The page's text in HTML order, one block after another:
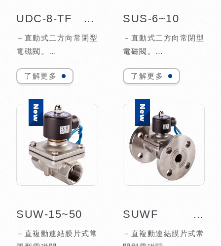
UDC-8-TF ~25-TF
－直動式二方向常閉型
電磁閥。
列。
操作。
－適用流體：水、空
－PTFE材質閥體可耐
強酸、強鹼（PH值
0~14）。
了解更多
SUS-6~10
－直動式二方向常閉型
電磁閥。
列。
操作。
－適用流體：水、空
氣、蒸氣、輕油、瓦
斯、真空。
－可訂製VITON、
SILICONE、EP...
了解更多
SUW-15~50
－直複動連結膜片式常
SUWF -15~50
－直複動連結膜片式常